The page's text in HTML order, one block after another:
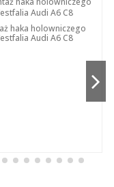
haka holowniczego
Audi A6 C8